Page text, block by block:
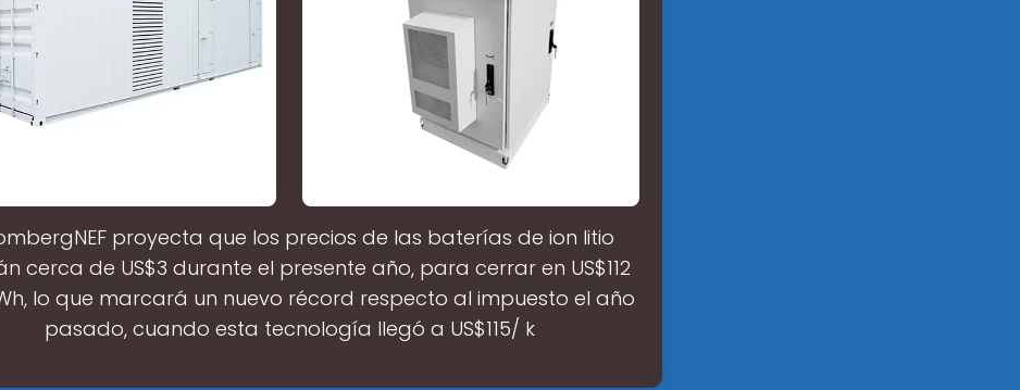
proyecta que los precios de las baterías de ion litio
cerca de US$3 durante el presente año, para cerrar en US$112
lo que marcará un nuevo récord respecto al impuesto el año
pasado, cuando esta tecnología llegó a US$115/ k